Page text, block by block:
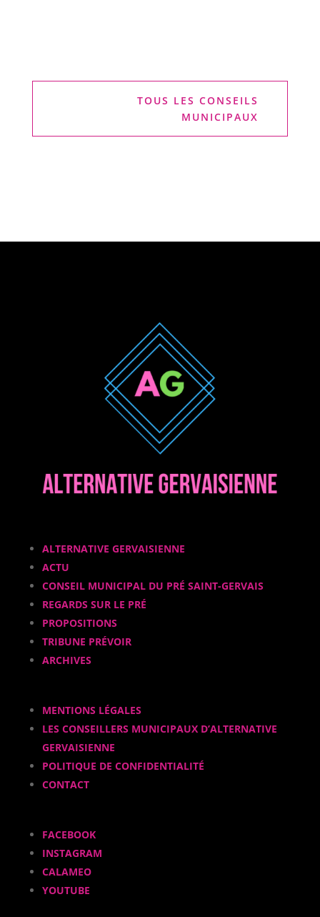
TOUS LES CONSEILS
MUNICIPAUX
ALTERNATIVE GERVAISIENNE
ACTU
CONSEIL MUNICIPAL DU PRÉ SAINT-GERVAIS
REGARDS SUR LE PRÉ
PROPOSITIONS
TRIBUNE PRÉVOIR
ARCHIVES
MENTIONS LÉGALES
LES CONSEILLERS MUNICIPAUX D’ALTERNATIVE
GERVAISIENNE
POLITIQUE DE CONFIDENTIALITÉ
CONTACT
FACEBOOK
INSTAGRAM
CALAMEO
YOUTUBE